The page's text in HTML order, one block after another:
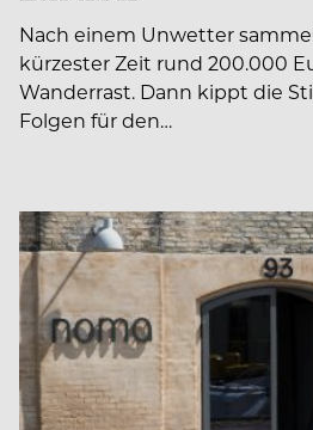
Nach einem Unwetter
kürzester Zeit rund 200.000
Wanderrast. Dann kippt die
Folgen für den…